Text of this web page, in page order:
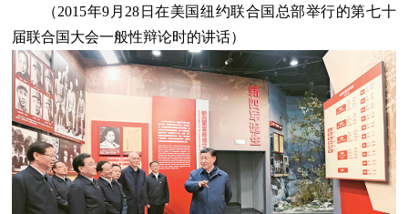
（2015年9月28日在美国纽约联合国总部举行的第七十
届联合国大会一般性辩论时的讲话）